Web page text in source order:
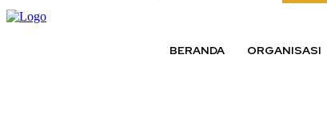
BERANDA ORGANISASI